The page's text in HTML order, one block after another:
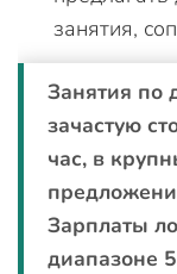
занятия,
Занятия по
зачастую
час, в
Зарплаты
диапазоне